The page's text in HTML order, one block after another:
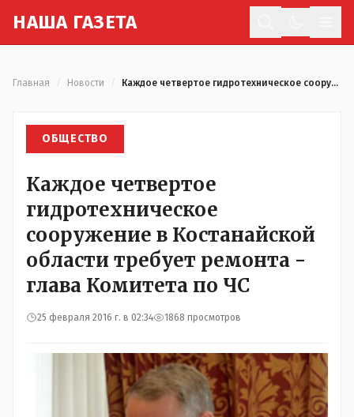
НАША ГАЗЕТА
Главная Новости Каждое четвертое гидротехническое сооружение в Костанайской области требует ремонта - глава Комитета по ЧС
ОБЩЕСТВО
Каждое четвертое
гидротехническое
сооружение в Костанайской
области требует ремонта -
глава Комитета по ЧС
25 февраля 2016 г. в 02:34 1868 просмотров